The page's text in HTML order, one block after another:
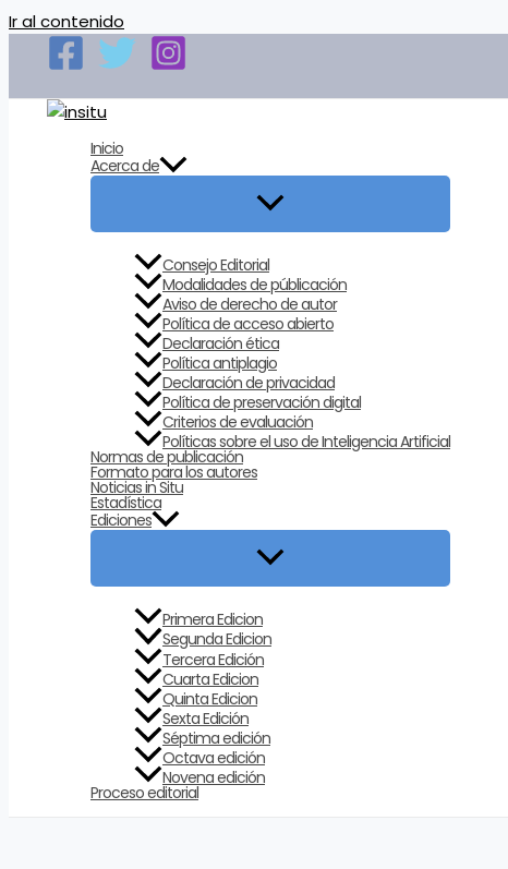
Ir al contenido
Inicio
Acerca de
Consejo Editorial
Modalidades de públicación
Aviso de derecho de autor
Política de acceso abierto
Declaración ética
Política antiplagio
Declaración de privacidad
Política de preservación digital
Criterios de evaluación
Políticas sobre el uso de Inteligencia Artificial
Normas de publicación
Formato para los autores
Noticias in Situ
Estadística
Ediciones
Primera Edicion
Segunda Edicion
Tercera Edición
Cuarta Edicion
Quinta Edicion
Sexta Edición
Séptima edición
Octava edición
Novena edición
Proceso editorial